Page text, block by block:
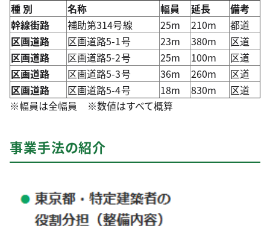
種 別 名称 幅員 延長
備考
幹線街路
補助第314号線 25m 210m
都道
区画道路
区画道路5-1号 23m 380m
区道
区画道路
区画道路5-2号 25m 100m
区道
区画道路
区画道路5-3号 36m 260m
区道
区画道路
区画道路5-4号 18m 830m
区道
※幅員は全幅員 ※数値はすべて概算
事業手法の紹介